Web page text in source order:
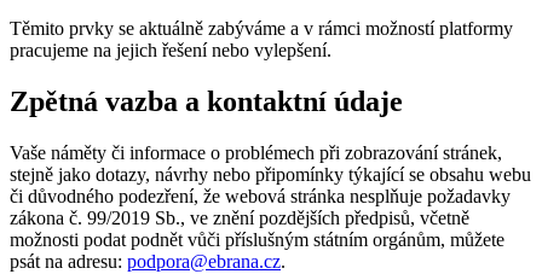
Těmito prvky se aktuálně zabýváme a v rámci možností platformy
pracujeme na jejich řešení nebo vylepšení.
Zpětná vazba a kontaktní údaje
Vaše náměty či informace o problémech při zobrazování stránek,
stejně jako dotazy, návrhy nebo připomínky týkající se obsahu webu
či důvodného podezření, že webová stránka nesplňuje požadavky
zákona č. 99/2019 Sb., ve znění pozdějších předpisů, včetně
možnosti podat podnět vůči příslušným státním orgánům, můžete
psát na adresu: podpora@ebrana.cz.